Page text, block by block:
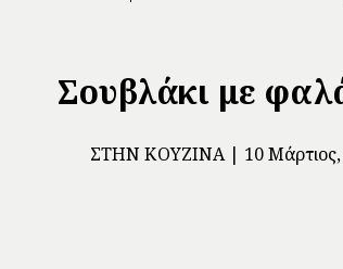
Σουβλάκι με
ΣΤΗΝ ΚΟΥΖΊΝΑ 10